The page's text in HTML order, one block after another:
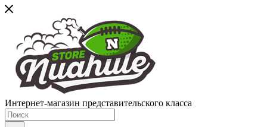
Интернет-магазин представительского класса